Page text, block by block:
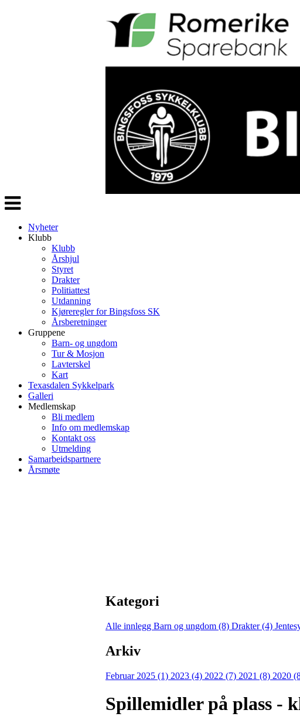
Veksle
navigasjon
Nyheter
Klubb
Klubb
Årshjul
Styret
Drakter
Politiattest
Utdanning
Kjøreregler for Bingsfoss SK
Årsberetninger
Gruppene
Barn- og ungdom
Tur & Mosjon
Lavterskel
Kart
Texasdalen Sykkelpark
Galleri
Medlemskap
Bli medlem
Info om medlemskap
Kontakt oss
Utmelding
Samarbeidspartnere
Årsmøte
Kategori
Alle innlegg Barn og ungdom (8) Drakter (4)
Arkiv
Februar 2025 (1) 2023 (4) 2022 (7) 2021 (8) 2020
Spillemidler på plass -